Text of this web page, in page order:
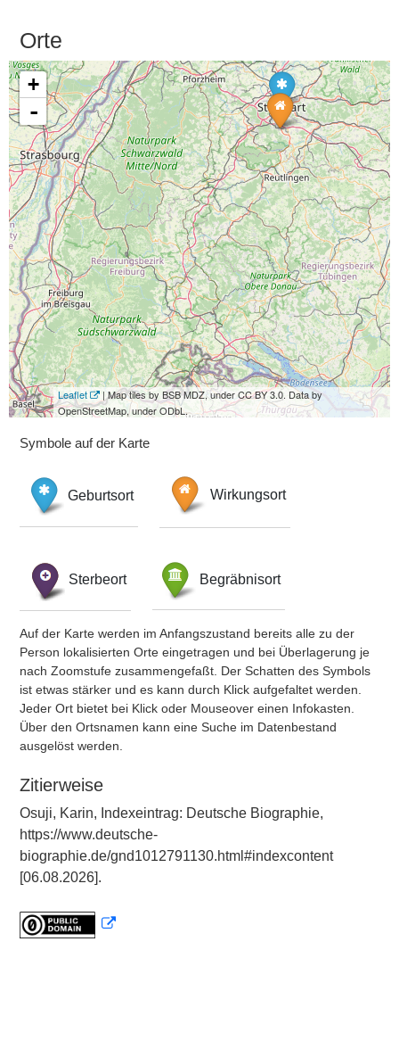
Orte
+
-
Leaflet
| Map tiles by BSB MDZ, under CC BY 3.0. Data by
OpenStreetMap, under ODbL.
Symbole auf der Karte
Geburtsort Wirkungsort
Sterbeort Begräbnisort
Auf der Karte werden im Anfangszustand bereits alle zu der
Person lokalisierten Orte eingetragen und bei Überlagerung je
nach Zoomstufe zusammengefaßt. Der Schatten des Symbols
ist etwas stärker und es kann durch Klick aufgefaltet werden.
Jeder Ort bietet bei Klick oder Mouseover einen Infokasten.
Über den Ortsnamen kann eine Suche im Datenbestand
ausgelöst werden.
Zitierweise
Osuji, Karin, Indexeintrag: Deutsche Biographie,
https://www.deutsche-
biographie.de/gnd1012791130.html#indexcontent
[06.08.2026].